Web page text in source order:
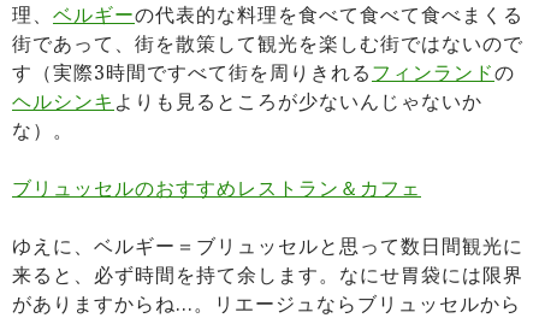
理、 ベルギーの代表的な料理を食べて食べて食べまくる
街であって、街を散策して観光を楽しむ街ではないので
す（実際3時間ですべて街を周りきれるフィンランドの
ヘルシンキ よりも見るところが少ないんじゃないか
な）。
ブリュッセルのおすすめレストラン＆カフェ
ゆえに、ベルギー＝ブリュッセルと思って数日間観光に
来ると、必ず時間を持て余します。なにせ胃袋には限界
がありますからね…。リエージュならブリュッセルから